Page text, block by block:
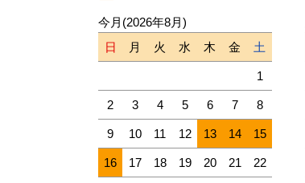
今月(2026年8月)
日
月 火 水 木 金 土
1
2 3 4 5 6 7 8
9 10 11 12 13 14 15
16 17 18 19 20 21 22